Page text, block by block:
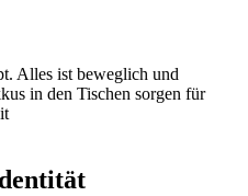
Alles ist beweglich und
in den Tischen sorgen für